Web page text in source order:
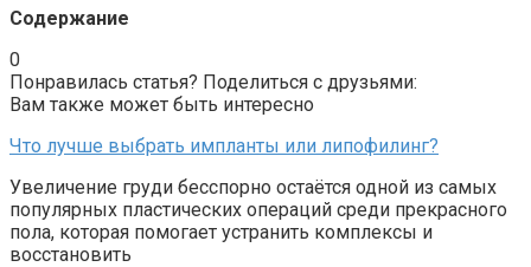
Содержание
0
Понравилась статья? Поделиться с друзьями:
Вам также может быть интересно
Что лучше выбрать импланты или липофилинг?
Увеличение груди бесспорно остаётся одной из самых
популярных пластических операций среди прекрасного
пола, которая помогает устранить комплексы и
восстановить